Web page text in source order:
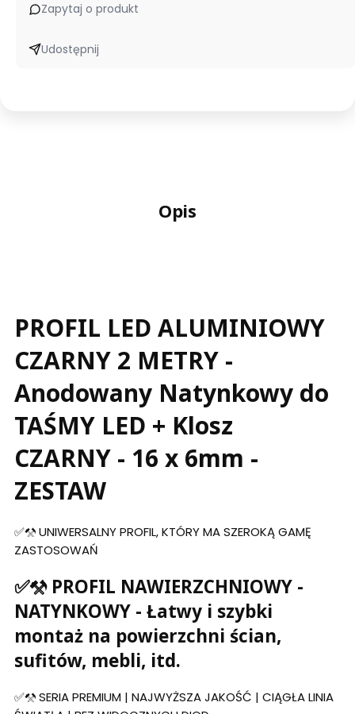
Zapytaj o produkt
Udostępnij
Opis
PROFIL LED ALUMINIOWY
CZARNY 2 METRY -
Anodowany Natynkowy do
TAŚMY LED + Klosz
CZARNY - 16 x 6mm -
ZESTAW
✅⚒️ UNIWERSALNY PROFIL, KTÓRY MA SZEROKĄ GAMĘ
ZASTOSOWAŃ
✅⚒️ PROFIL NAWIERZCHNIOWY -
NATYNKOWY - Łatwy i szybki
montaż na powierzchni ścian,
sufitów, mebli, itd.
✅⚒️ SERIA PREMIUM | NAJWYŻSZA JAKOŚĆ | CIĄGŁA LINIA